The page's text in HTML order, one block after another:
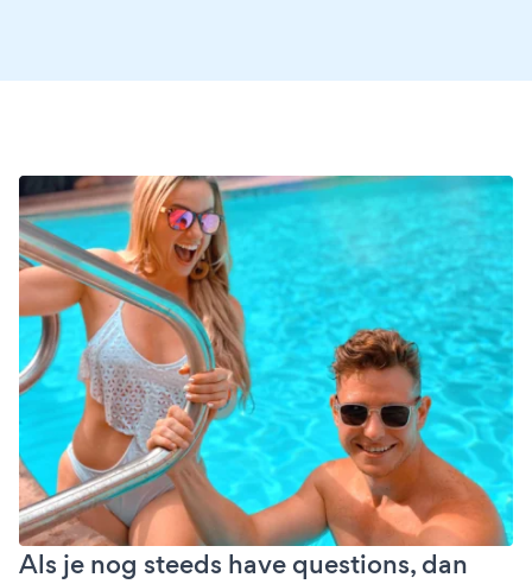
Als je nog steeds have questions, dan